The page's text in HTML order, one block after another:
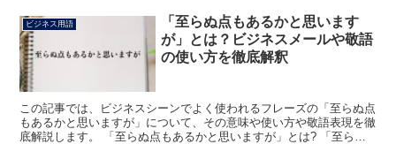
ビジネス用語
「至らぬ点もあるかと思います
が」とは？ビジネスメールや敬語
の使い方を徹底解釈
この記事では、ビジネスシーンでよく使われるフレーズの「至らぬ点
もあるかと思いますが」について、その意味や使い方や敬語表現を徹
底解説します。 「至らぬ点もあるかと思いますが」とは? 「至らぬ